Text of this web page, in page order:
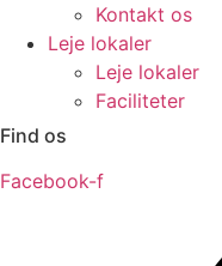
Kontakt os
Leje lokaler
Leje lokaler
Faciliteter
Find os
Facebook-f